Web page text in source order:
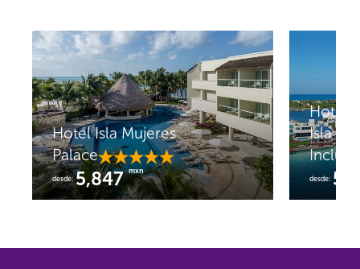
Hotel Isla Mujeres
Palace
desde:5,847mxn
Hotel
Isla
desde: